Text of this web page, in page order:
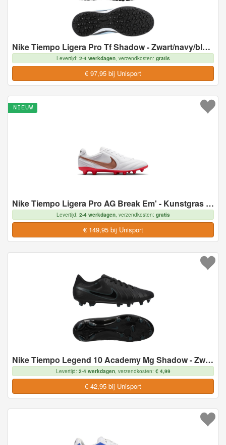
Nike Tiempo Ligera Pro Tf Shadow - Zwart/navy/blauw - Turf (Tf), maat 39
Levertijd: 2-4 werkdagen, verzendkosten: gratis
€ 97,95 bij Unisport
Nike Tiempo Ligera Pro AG Break Em' - Kunstgras (AG), maat 39
Levertijd: 2-4 werkdagen, verzendkosten: gratis
€ 149,95 bij Unisport
NIEUW
Nike Tiempo Legend 10 Academy Mg Shadow - Zwart/groen - Multi Ground (Mg), maat 38
Levertijd: 2-4 werkdagen, verzendkosten: € 4,99
€ 42,95 bij Unisport